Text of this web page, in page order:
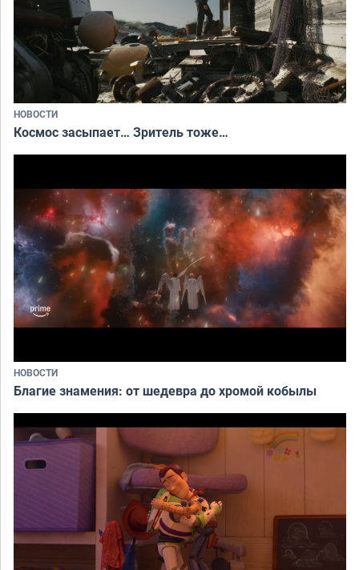
НОВОСТИ
Космос засыпает… Зритель тоже…
НОВОСТИ
Благие знамения: от шедевра до хромой кобылы